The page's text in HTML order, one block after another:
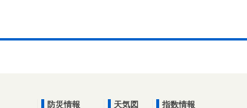
防災情報
天気図
指数情報